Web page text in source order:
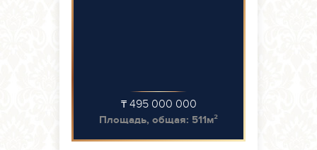
₸ 495 000 000
Площадь, общая: 511м²